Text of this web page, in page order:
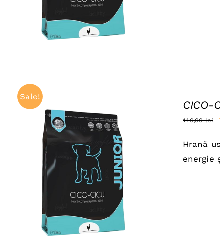
Sale!
ADAUGĂ ÎN COȘ QUICK VIEW
CICO-
140,00lei
Hrană
energie